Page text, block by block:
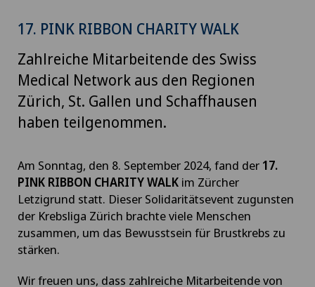
17. PINK RIBBON CHARITY WALK
Zahlreiche Mitarbeitende des Swiss
Medical Network aus den Regionen
Zürich, St. Gallen und Schaffhausen
haben teilgenommen.
Am Sonntag, den 8. September 2024, fand der 17.
PINK RIBBON CHARITY WALK im Zürcher
Letzigrund statt. Dieser Solidaritätsevent zugunsten
der Krebsliga Zürich brachte viele Menschen
zusammen, um das Bewusstsein für Brustkrebs zu
stärken.
Wir freuen uns, dass zahlreiche Mitarbeitende von